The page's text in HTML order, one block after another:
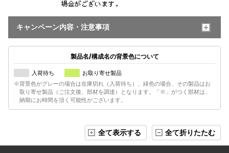
キャンペーン内容・注意事項
製品名/構成名の背景色について
入荷待ち
お取り寄せ製品
※背景色がグレーの場合は在庫切れ（入荷待ち）、緑色の場合、その製品はお
取り寄せ製品（ご注文後、部材を調達）となります。「※」がつく部材は、
納期にお時間を頂く可能性がございます。
全て表示する 全て折りたたむ